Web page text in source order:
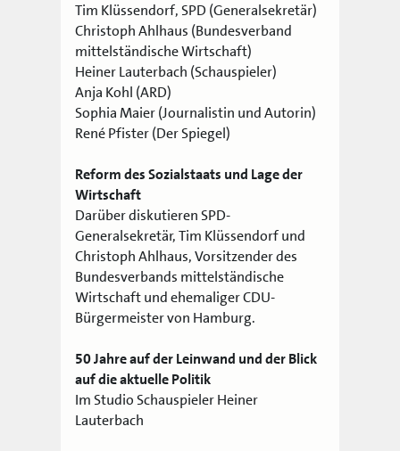
Tim Klüssendorf, SPD (Generalsekretär)
Christoph Ahlhaus (Bundesverband
mittelständische Wirtschaft)
Heiner Lauterbach (Schauspieler)
Anja Kohl (ARD)
Sophia Maier (Journalistin und Autorin)
René Pfister (Der Spiegel)
Reform des Sozialstaats und Lage der
Wirtschaft
Darüber diskutieren SPD-
Generalsekretär, Tim Klüssendorf und
Christoph Ahlhaus, Vorsitzender des
Bundesverbands mittelständische
Wirtschaft und ehemaliger CDU-
Bürgermeister von Hamburg.
50 Jahre auf der Leinwand und der Blick
auf die aktuelle Politik
Im Studio Schauspieler Heiner
Lauterbach